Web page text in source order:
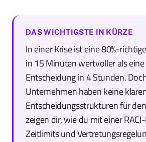
DAS WICHTIGSTE IN KÜRZE
In einer Krise ist eine 80%-
in 15 Minuten wertvoller als
Entscheidung in 4 Stunden.
Unternehmen haben keine
Entscheidungsstrukturen für
zeigen dir, wie du mit einer
Zeitlimits und